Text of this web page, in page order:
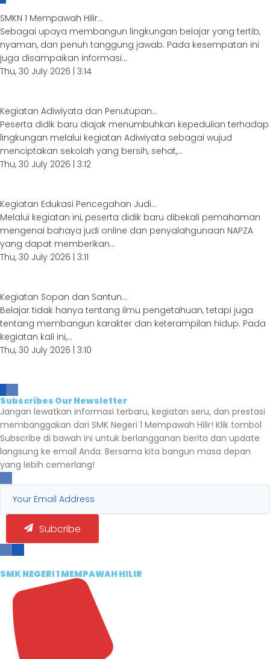
SMKN 1 Mempawah Hilir...
Sebagai upaya membangun lingkungan belajar yang tertib,
nyaman, dan penuh tanggung jawab. Pada kesempatan ini
juga disampaikan informasi...
Thu, 30 July 2026 | 3:14
Kegiatan Adiwiyata dan Penutupan...
Peserta didik baru diajak menumbuhkan kepedulian terhadap
lingkungan melalui kegiatan Adiwiyata sebagai wujud
menciptakan sekolah yang bersih, sehat,...
Thu, 30 July 2026 | 3:12
Kegiatan Edukasi Pencegahan Judi...
Melalui kegiatan ini, peserta didik baru dibekali pemahaman
mengenai bahaya judi online dan penyalahgunaan NAPZA
yang dapat memberikan...
Thu, 30 July 2026 | 3:11
Kegiatan Sopan dan Santun...
Belajar tidak hanya tentang ilmu pengetahuan, tetapi juga
tentang membangun karakter dan keterampilan hidup. Pada
kegiatan kali ini,...
Thu, 30 July 2026 | 3:10
Subscribes Our Newsletter
Jangan lewatkan informasi terbaru, kegiatan seru, dan prestasi
membanggakan dari SMK Negeri 1 Mempawah Hilir! Klik tombol
Subscribe di bawah ini untuk berlangganan berita dan update
langsung ke email Anda. Bersama kita bangun masa depan
yang lebih cemerlang!
Subcribe
SMK NEGERI 1 MEMPAWAH HILIR